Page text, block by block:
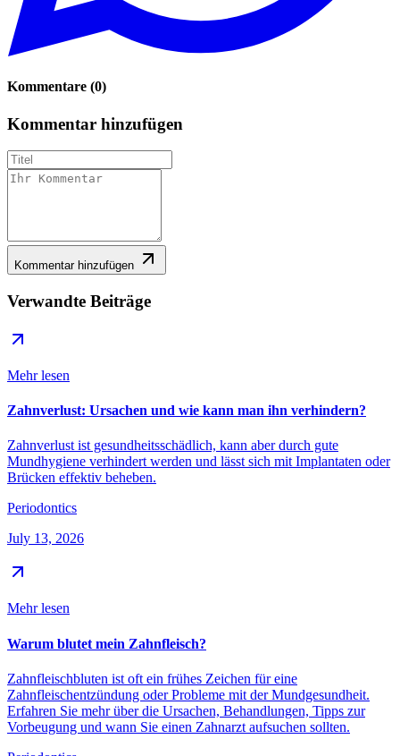
Kommentare (0)
Kommentar hinzufügen
Kommentar hinzufügen
Verwandte Beiträge
Mehr lesen
Zahnverlust: Ursachen und wie kann man ihn verhindern?
Zahnverlust ist gesundheitsschädlich, kann aber durch gute
Mundhygiene verhindert werden und lässt sich mit Implantaten oder
Brücken effektiv beheben.
Periodontics
July 13, 2026
Mehr lesen
Warum blutet mein Zahnfleisch?
Zahnfleischbluten ist oft ein frühes Zeichen für eine
Zahnfleischentzündung oder Probleme mit der Mundgesundheit.
Erfahren Sie mehr über die Ursachen, Behandlungen, Tipps zur
Vorbeugung und wann Sie einen Zahnarzt aufsuchen sollten.